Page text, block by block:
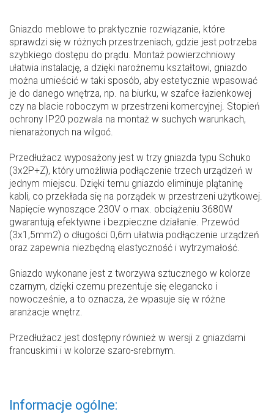
Gniazdo meblowe to praktycznie rozwiązanie, które
sprawdzi się w różnych przestrzeniach, gdzie jest potrzeba
szybkiego dostępu do prądu. Montaż powierzchniowy
ułatwia instalację, a dzięki narożnemu kształtowi, gniazdo
można umieścić w taki sposób, aby estetycznie wpasować
je do danego wnętrza, np. na biurku, w szafce łazienkowej
czy na blacie roboczym w przestrzeni komercyjnej. Stopień
ochrony IP20 pozwala na montaż w suchych warunkach,
nienarażonych na wilgoć.
Przedłużacz wyposażony jest w trzy gniazda typu Schuko
(3x2P+Z), który umożliwia podłączenie trzech urządzeń w
jednym miejscu. Dzięki temu gniazdo eliminuje plątaninę
kabli, co przekłada się na porządek w przestrzeni użytkowej.
Napięcie wynoszące 230V o max. obciążeniu 3680W
gwarantują efektywne i bezpieczne działanie. Przewód
(3x1,5mm2) o długości 0,6m ułatwia podłączenie urządzeń
oraz zapewnia niezbędną elastyczność i wytrzymałość.
Gniazdo wykonane jest z tworzywa sztucznego w kolorze
czarnym, dzięki czemu prezentuje się elegancko i
nowocześnie, a to oznacza, że wpasuje się w różne
aranżacje wnętrz.
Przedłużacz jest dostępny również w wersji z gniazdami
francuskimi i w kolorze szaro-srebrnym.
Informacje ogólne: